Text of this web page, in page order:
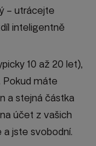
– utrácejte
inteligentně
10 až 20 let),
Pokud máte
a stejná částka
účet z vašich
jste svobodní.